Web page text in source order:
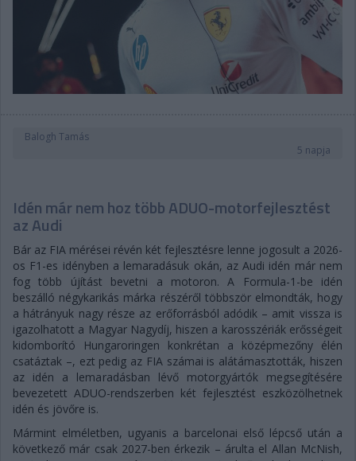
Balogh Tamás
5 napja
Idén már nem hoz több ADUO-motorfejlesztést
az Audi
Bár az FIA mérései révén két fejlesztésre lenne jogosult a 2026-
os F1-es idényben a lemaradásuk okán, az Audi idén már nem
fog több újítást bevetni a motoron. A Formula-1-be idén
beszálló négykarikás márka részéről többször elmondták, hogy
a hátrányuk nagy része az erőforrásból adódik – amit vissza is
igazolhatott a Magyar Nagydíj, hiszen a karosszériák erősségeit
kidomborító Hungaroringen konkrétan a középmezőny élén
csatáztak –, ezt pedig az FIA számai is alátámasztották, hiszen
az idén a lemaradásban lévő motorgyártók megsegítésére
bevezetett ADUO-rendszerben két fejlesztést eszközölhetnek
idén és jövőre is.
Mármint elméletben, ugyanis a barcelonai első lépcső után a
következő már csak 2027-ben érkezik – árulta el Allan McNish,